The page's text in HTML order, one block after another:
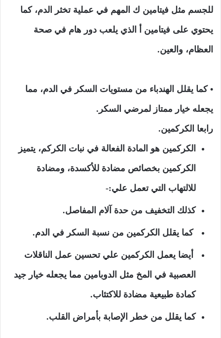
للجسم مثل فيتامين ك المهم في عملية تخثر الدم، كما
يحتوي على فيتامين أ الذي يلعب دور هام في صحة
العظام، والعين.
• كما يقلل الهندباء من مستويات السكر في الدم، مما
يجعله خيار ممتاز لمرضي السكر.
رابعا الكركمين.
الكركمين هو المادة الفعالة في نبات الكركم، يتميز
الكركمين بخصائص مضادة للأكسدة، ومضادة
للالتهاب التي تعمل علي:-
كذلك التخفيف من حدة آلام المفاصل.
كما يقلل الكركمين من نسبة السكر في الدم.
أيضا يعمل الكركمين علي تحسين عمل الناقلات
العصبية في المخ مثل الدوبامين مما يجعله خيار جيد
كمادة طبيعية مضادة للاكتئاب.
كما يقلل من خطر الإصابة بأمراض القلب.